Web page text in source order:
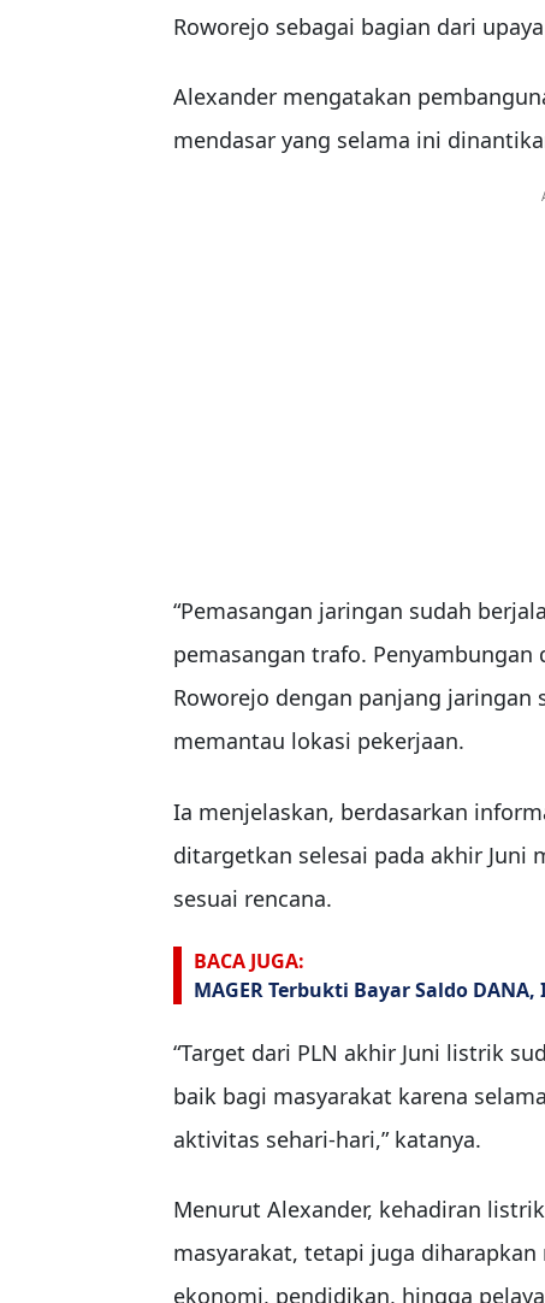
Roworejo sebagai bagian dari
Alexander mengatakan
mendasar yang selama ini
“Pemasangan jaringan sudah
pemasangan trafo.
Roworejo dengan panjang jaringan
memantau lokasi pekerjaan.
Ia menjelaskan, berdasarkan
ditargetkan selesai pada akhir Juni
sesuai rencana.
BACA JUGA:
MAGER Terbukti Bayar Saldo
“Target dari PLN akhir Juni listrik
baik bagi masyarakat karena
aktivitas sehari-hari,” katanya.
Menurut Alexander, kehadiran
masyarakat, tetapi juga
ekonomi, pendidikan, hingga